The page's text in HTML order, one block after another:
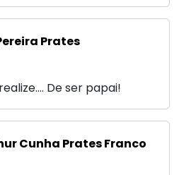
Prates
De ser papai!
Cunha Prates Franco